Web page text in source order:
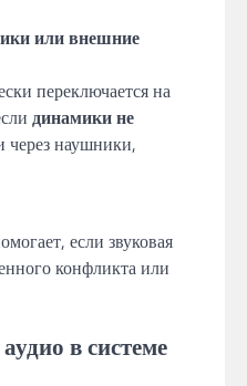
или внешние
переключается на
динамики не
через наушники,
если звуковая
конфликта или
в системе